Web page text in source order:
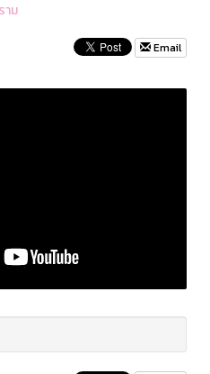
าม
Email